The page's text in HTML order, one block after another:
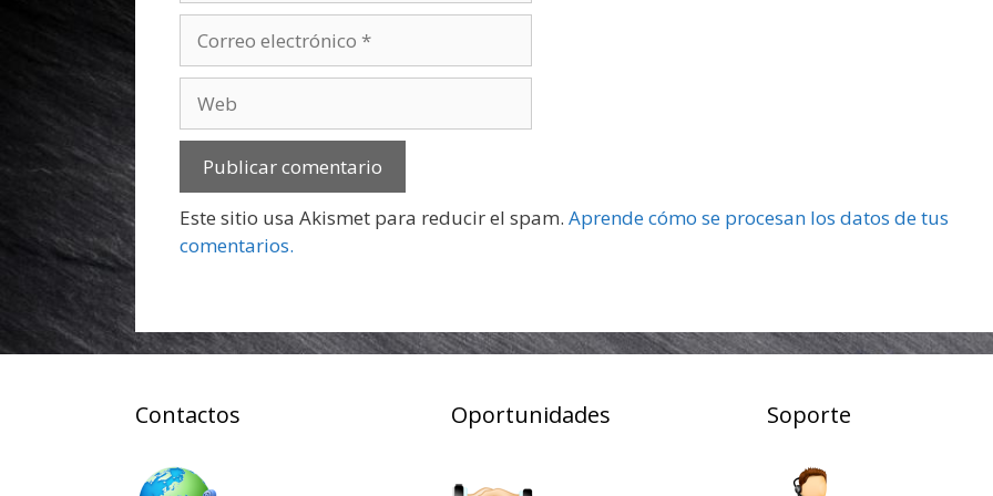
electrónico
Este sitio usa Akismet para reducir el spam. Aprende cómo se procesan los datos de tus
comentarios.
Contactos Oportunidades Soporte